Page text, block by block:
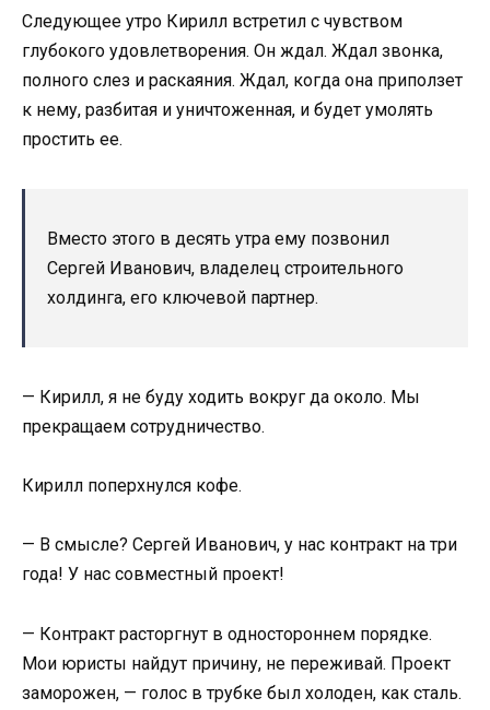
Следующее утро Кирилл встретил с чувством
глубокого удовлетворения. Он ждал. Ждал звонка,
полного слез и раскаяния. Ждал, когда она приползет
к нему, разбитая и уничтоженная, и будет умолять
простить ее.
Вместо этого в десять утра ему позвонил
Сергей Иванович, владелец строительного
холдинга, его ключевой партнер.
— Кирилл, я не буду ходить вокруг да около. Мы
прекращаем сотрудничество.
Кирилл поперхнулся кофе.
— В смысле? Сергей Иванович, у нас контракт на три
года! У нас совместный проект!
— Контракт расторгнут в одностороннем порядке.
Мои юристы найдут причину, не переживай. Проект
заморожен, — голос в трубке был холоден, как сталь.